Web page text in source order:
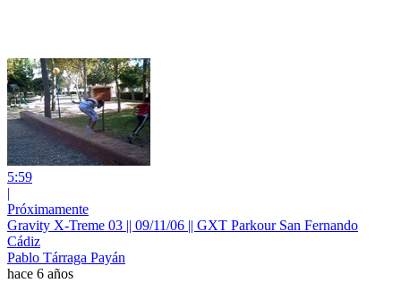
5:59
|
Próximamente
Gravity X-Treme 03 || 09/11/06 || GXT Parkour San Fernando
Cádiz
Pablo Tárraga Payán
hace 6 años